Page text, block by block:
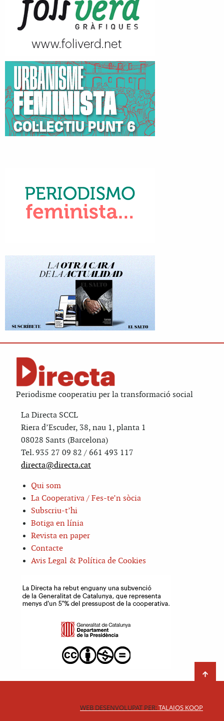
Periodisme cooperatiu per la transformació social
La Directa SCCL
Riera d’Escuder, 38, nau 1, planta 1
08028 Sants (Barcelona)
Tel. 935 27 09 82 / 661 493 117
directa@directa.cat
Qui som
La Cooperativa / Fes-te’n sòcia
Subscriu-t’hi
Botiga en línia
Revista en paper
Contacte
Avis Legal & Política de Cookies
WEB DESENVOLUPAT PER:TALAIOS KOOP